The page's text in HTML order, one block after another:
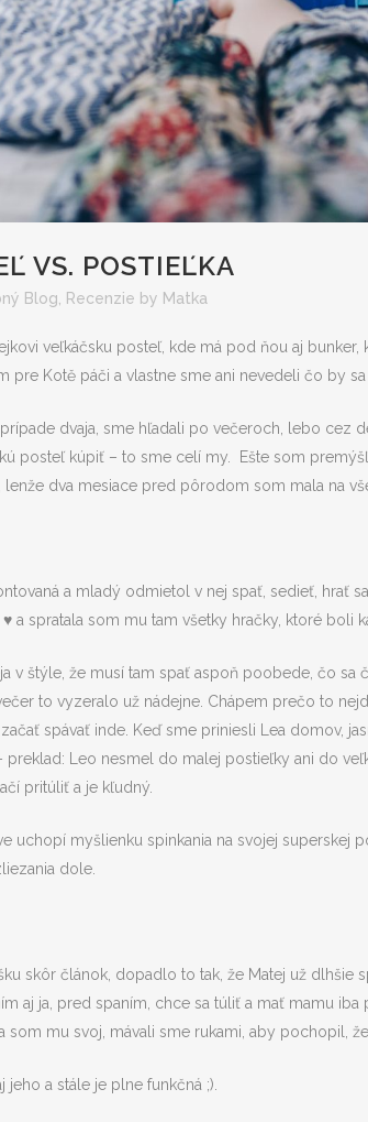
VS. POSTIEĽKA
Blog Recenzie by Matka
veľkáčsku posteľ, kde má pod ňou aj
pre Kotě páči a vlastne sme ani nevedeli čo by
dvaja, sme hľadali po večeroch, lebo cez
posteľ kúpiť – to sme celí my. Ešte som
dva mesiace pred pôrodom som mala na
a mladý odmietol v nej spať, sedieť, hrať
a spratala som mu tam všetky hračky, ktoré boli
v štýle, že musí tam spať aspoň poobede, čo sa
to vyzeralo už nádejne. Chápem prečo to
spávať inde. Keď sme priniesli Lea domov,
preklad: Leo nesmel do malej postieľky ani do
pritúliť a je kľudný.
uchopí myšlienku spinkania na svojej superskej
dole.
skôr článok, dopadlo to tak, že Matej už dlhšie
aj ja, pred spaním, chce sa túliť a mať mamu
som mu svoj, mávali sme rukami, aby pochopil,
jeho a stále je plne funkčná ;).